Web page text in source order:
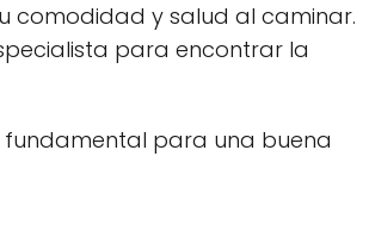
comodidad y salud al caminar.
para encontrar la
fundamental para una buena